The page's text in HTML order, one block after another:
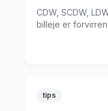
CDW, SCDW,
billeje er
tips